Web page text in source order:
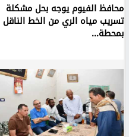
محافظ الفيوم يوجه بحل مشكلة
تسريب مياه الري من الخط الناقل
بمحطة...